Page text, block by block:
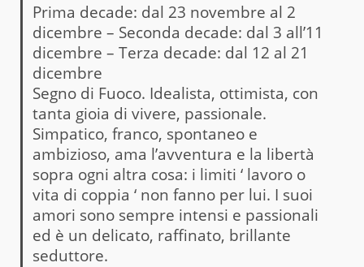
Prima decade: dal 23 novembre al 2
dicembre – Seconda decade: dal 3 all’11
dicembre – Terza decade: dal 12 al 21
dicembre
Segno di Fuoco. Idealista, ottimista, con
tanta gioia di vivere, passionale.
Simpatico, franco, spontaneo e
ambizioso, ama l’avventura e la libertà
sopra ogni altra cosa: i limiti ‘ lavoro o
vita di coppia ‘ non fanno per lui. I suoi
amori sono sempre intensi e passionali
ed è un delicato, raffinato, brillante
seduttore.